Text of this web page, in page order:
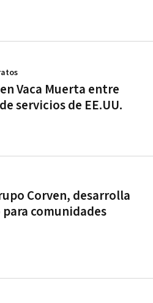
Vaca Muerta entre
servicios de EE.UU.
Corven, desarrolla
comunidades